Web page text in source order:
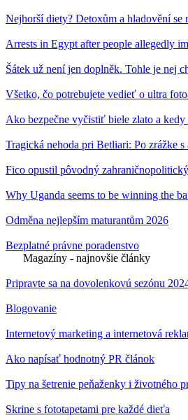
Nejhorší diety? Detoxům a hladovění se
Arrests in Egypt after people allegedly
Šátek už není jen doplněk. Tohle je nej
Všetko, čo potrebujete vedieť o ultra
Ako bezpečne vyčistiť biele zlato a kedy
Tragická nehoda pri Betliari: Po zrážke s
Fico opustil pôvodný
Why Uganda seems to be winning the
Odměna nejlepším maturantům 2026
Bezplatné právne poradenstvo
Magazíny - najnovšie články
Pripravte sa na dovolenkovú sezónu
Blogovanie
Internetový marketing a internetová
Ako napísať hodnotný PR článok
Tipy na šetrenie peňaženky i životného
Skrine s fototapetami pre každé dieťa